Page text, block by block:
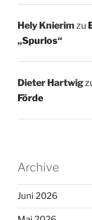
Hely Knierim zu
„Spurlos“
Dieter Hartwig
Förde
Archive
Juni 2026